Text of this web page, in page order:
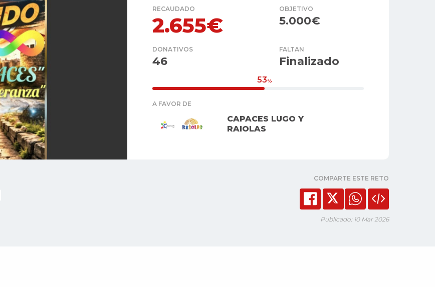
RECAUDADO
2.655€
OBJETIVO
5.000€
DONATIVOS
46
FALTAN
Finalizado
53%
A FAVOR DE
CAPACES LUGO Y
RAIOLAS
COMPARTE ESTE RETO
Publicado: 10 Mar 2026